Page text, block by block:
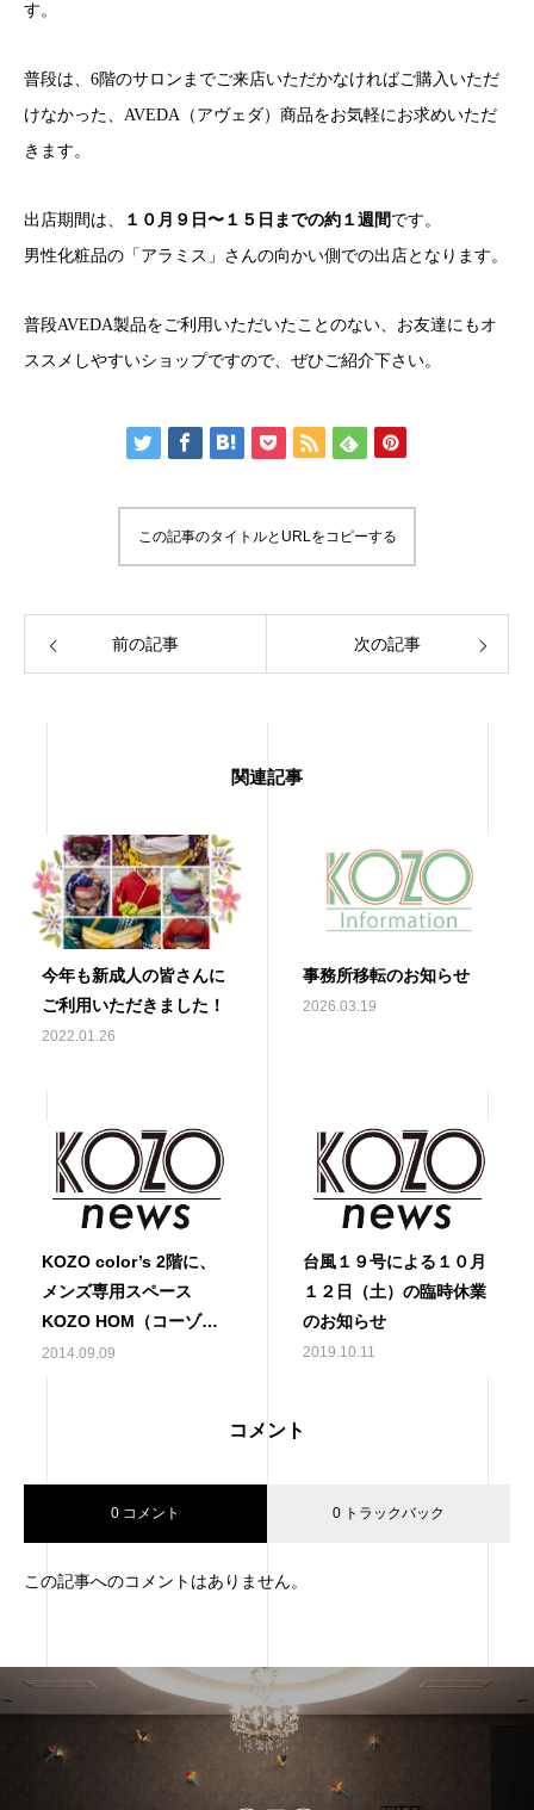
す。
普段は、6階のサロンまでご来店いただかなければご購入いただ
けなかった、AVEDA（アヴェダ）商品をお気軽にお求めいただ
きます。
出店期間は、 １０月９日〜１５日までの約１週間 です。
男性化粧品の「アラミス」さんの向かい側での出店となります。
普段AVEDA製品をご利用いただいたことのない、お友達にもオ
ススメしやすいショップですので、ぜひご紹介下さい。
この記事のタイトルとURLをコピーする
前の記事 次の記事
関連記事
今年も新成人の皆さんに
ご利用いただきました！
2022.01.26
事務所移転のお知らせ
2026.03.19
KOZO color’s 2階に、
メンズ専用スペース
KOZO HOM（コーゾー
オム）オープン！
2014.09.09
台風１９号による１０月
１２日（土）の臨時休業
のお知らせ
2019.10.11
コメント
0 コメント 0 トラックバック
この記事へのコメントはありません。